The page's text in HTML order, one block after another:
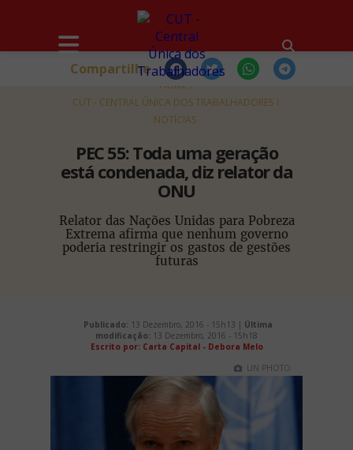
HOME
CUT - CENTRAL ÚNICA DOS TRABALHADORES
NOTÍCIAS
PEC 55: Toda uma geração
está condenada, diz relator da
ONU
Relator das Nações Unidas para Pobreza
Extrema afirma que nenhum governo
poderia restringir os gastos de gestões
futuras
Compartilhe
Publicado: 13 Dezembro, 2016 - 15h13 | Última
modificação: 13 Dezembro, 2016 - 15h18
Escrito por: Carta Capital - Debora Melo
UN PHOTO